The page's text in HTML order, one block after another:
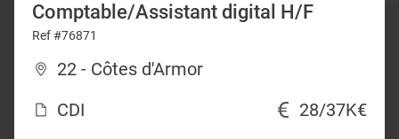
Comptable/Assistant digital H/F
Ref #76871
22 - Côtes d'Armor
CDI
28/37K€